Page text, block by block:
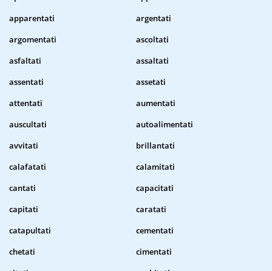
apparentati
argentati
argomentati
ascoltati
asfaltati
assaltati
assentati
assetati
attentati
aumentati
auscultati
autoalimentati
avvitati
brillantati
calafatati
calamitati
cantati
capacitati
capitati
caratati
catapultati
cementati
chetati
cimentati